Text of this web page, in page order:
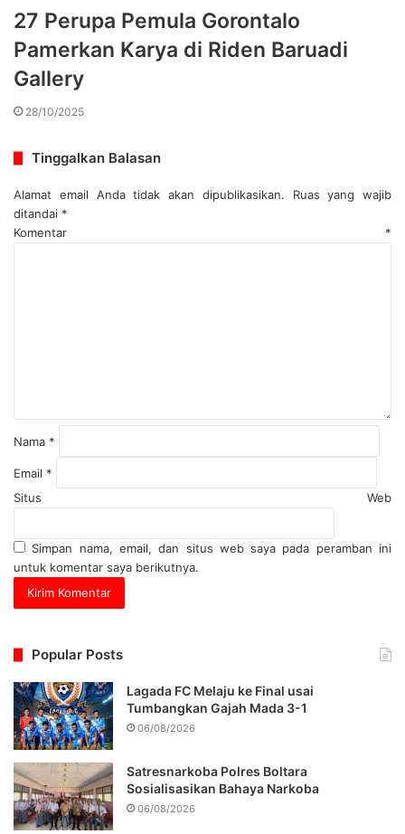
27 Perupa Pemula Gorontalo
Pamerkan Karya di Riden Baruadi
Gallery
28/10/2025
Tinggalkan Balasan
Alamat email Anda tidak akan dipublikasikan.
Ruas yang wajib
ditandai *
Komentar *
Nama *
Email *
Situs Web
Simpan nama, email, dan situs web saya pada peramban ini
untuk komentar saya berikutnya.
Popular Posts
Lagada FC Melaju ke Final usai
Tumbangkan Gajah Mada 3-1
06/08/2026
Satresnarkoba Polres Boltara
Sosialisasikan Bahaya Narkoba
06/08/2026